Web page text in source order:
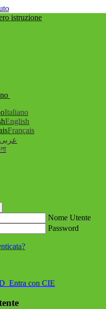
Italiano
English
Français
عربى
Nome Utente
Password
Entra con CIE